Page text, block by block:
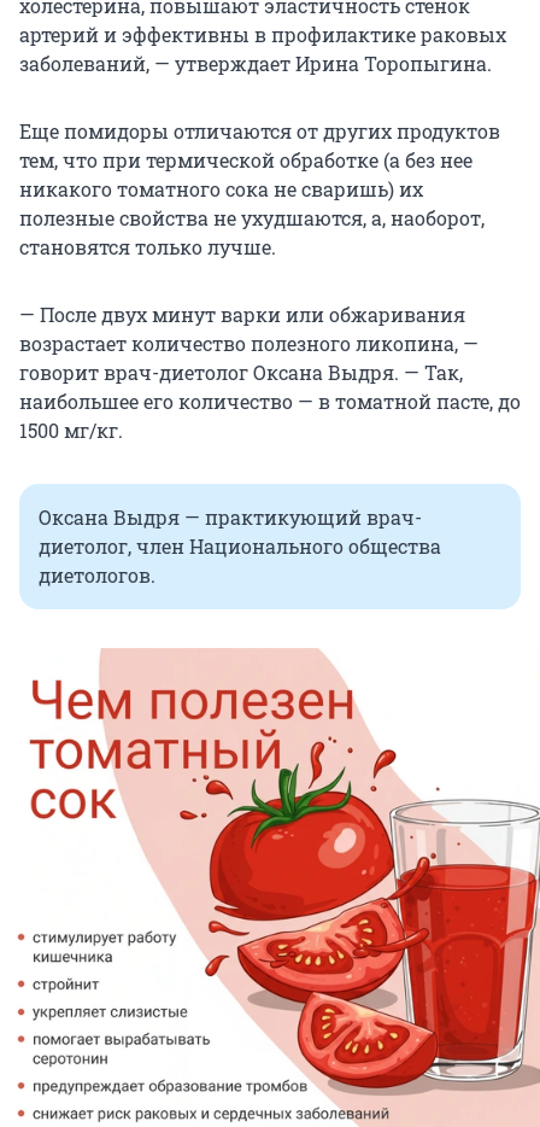
холестерина, повышают эластичность стенок
артерий и эффективны в профилактике раковых
заболеваний, — утверждает Ирина Торопыгина.
Еще помидоры отличаются от других продуктов
тем, что при термической обработке (а без нее
никакого томатного сока не сваришь) их
полезные свойства не ухудшаются, а, наоборот,
становятся только лучше.
— После двух минут варки или обжаривания
возрастает количество полезного ликопина, —
говорит врач-диетолог Оксана Выдря. — Так,
наибольшее его количество — в томатной пасте, до
1500 мг/кг.
Оксана Выдря — практикующий врач-
диетолог, член Национального общества
диетологов.